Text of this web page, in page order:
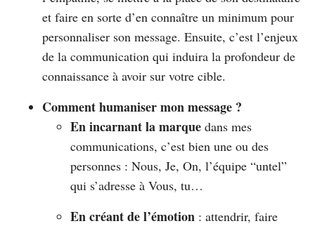
et faire en sorte d’en connaître un minimum pour
personnaliser son message. Ensuite, c’est l’enjeux
de la communication qui induira la profondeur de
connaissance à avoir sur votre cible.
Comment humaniser mon message ?
En incarnant la marque dans mes
communications, c’est bien une ou des
personnes : Nous, Je, On, l’équipe “untel”
qui s’adresse à Vous, tu…
En créant de l’émotion : attendrir, faire